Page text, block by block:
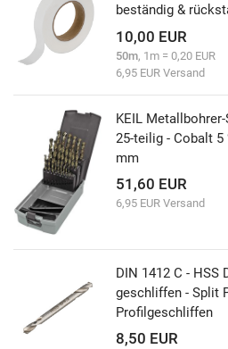
beständig &
10,00 EUR
50m, 1m = 0,20 EUR
6,95 EUR Versand
KEIL
25-teilig - Cobalt 5
mm
51,60 EUR
6,95 EUR Versand
DIN 1412 C - HSS
geschliffen - Split
Profilgeschliffen
8,50 EUR